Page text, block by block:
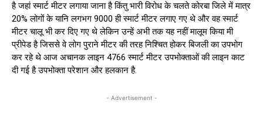
है जहां स्मार्ट मीटर लगाया जाना है किंतु भारी विरोध के चलते कोरबा जिले में मात्र
20% लोगों के यानि लगभग 9000 ही स्मार्ट मीटर लगाए गए थे और वह स्मार्ट
मीटर चालू भी कर दिए गए थे लेकिन उन्हें अभी तक यह नहीं मालूम किया मी
प्रीपेड है जिससे वे लोग पुराने मीटर की तरह निश्चित होकर बिजली का उपभोग
कर रहे थे आज अचानक लाइन 4766 स्मार्ट मीटर उपभोक्ताओं की लाइन काट
दी गई है उपभोक्ता परेशान और हलकान है.
- Advertisement -